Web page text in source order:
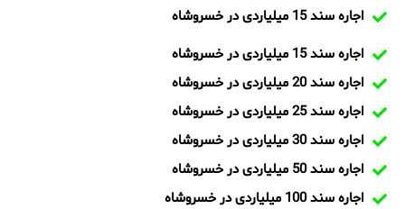
اجاره سند 15 میلیاردی در خسروشاه
اجاره سند 15 میلیاردی در خسروشاه
اجاره سند 20 میلیاردی در خسروشاه
اجاره سند 25 میلیاردی در خسروشاه
اجاره سند 30 میلیاردی در خسروشاه
اجاره سند 50 میلیاردی در خسروشاه
اجاره سند 100 میلیاردی در خسروشاه